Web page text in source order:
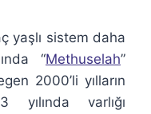
yaşlı sistem daha
“Methuselah”
2000’li yılların
yılında varlığı